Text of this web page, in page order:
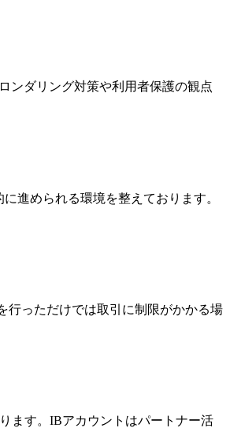
ンダリング対策や利用者保護の観点
進められる環境を整えております。
行っただけでは取引に制限がかかる場
ます。IBアカウントはパートナー活